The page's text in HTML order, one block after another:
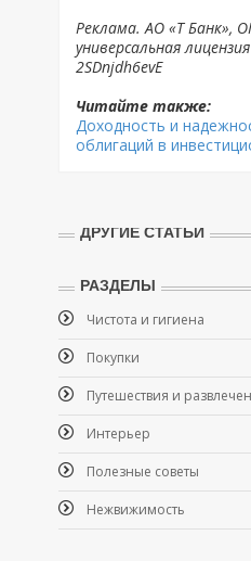
Реклама. АО «Т Банк»,
универсальная
2SDnjdh6evE
Читайте также:
Доходность и
облигаций в
ДРУГИЕ СТАТЬИ
РАЗДЕЛЫ
Чистота и гигиена
Покупки
Путешествия и
Интерьер
Полезные советы
Нежвижимость